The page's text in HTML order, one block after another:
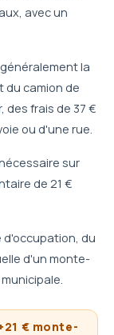
avec un
la
du camion de
des frais de 37 €
ou d'une rue.
sur
de 21 €
d'occupation, du
d'un monte-
€ monte-